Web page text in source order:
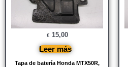
Tapa de batería Honda MTX50R,
€ 15,00
Leer más